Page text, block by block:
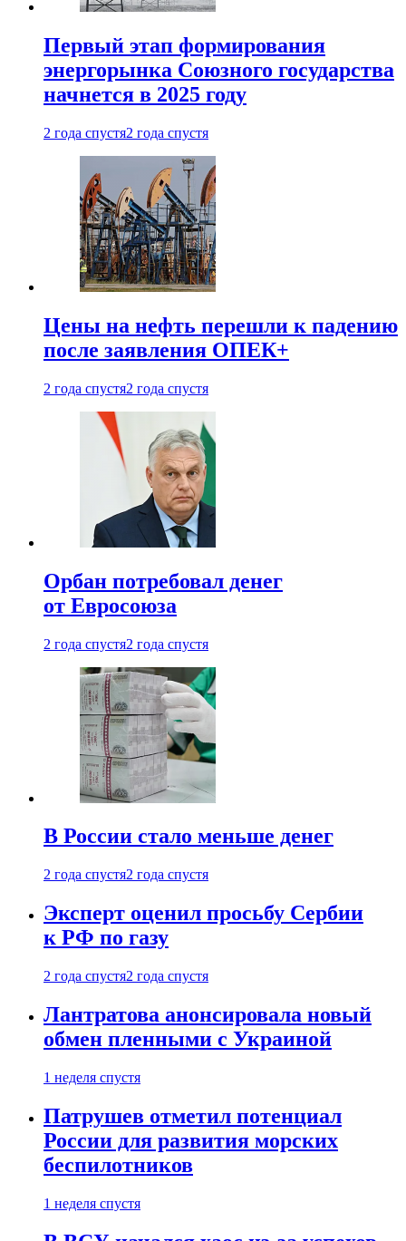
Первый этап формирования
энергорынка Союзного государства
начнется в 2025 году
2 года спустя2 года спустя
Цены на нефть перешли к падению
после заявления ОПЕК+
2 года спустя2 года спустя
Орбан потребовал денег
от Евросоюза
2 года спустя2 года спустя
В России стало меньше денег
2 года спустя2 года спустя
Эксперт оценил просьбу Сербии
к РФ по газу
2 года спустя2 года спустя
Лантратова анонсировала новый
обмен пленными с Украиной
1 неделя спустя
Патрушев отметил потенциал
России для развития морских
беспилотников
1 неделя спустя